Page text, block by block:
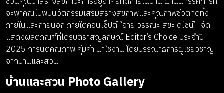
จะพาคุณไปพบนวัตกรรมเสริมสร้างสุขภาพและคุณภาพชีวิตที่ดีทั้ง
ภายในและภายนอก ภายใต้คอนเซ็ปต์ “อายุ วรรณะ สุขะ ดีไซน์” จัด
แสดงผลิตภัณฑ์ที่ได้รับตราสัญลักษณ์ Editor’s Choice ประจำปี
2025 การันตีคุณภาพ คุ้มค่า น่าใช้งาน โดยบรรณาธิการผู้เชี่ยวชาญ
จากบ้านและสวน
บ้านและสวน Photo Gallery